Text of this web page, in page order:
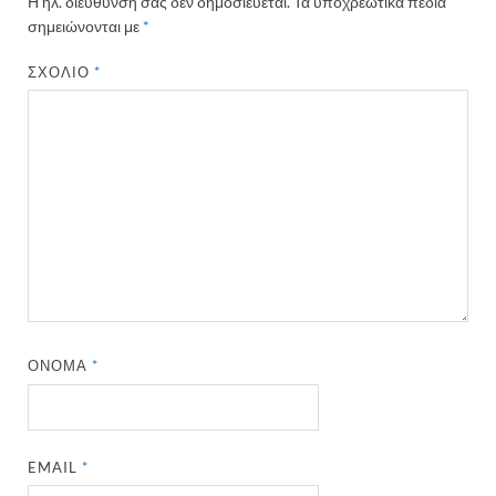
σημειώνονται με *
ΣΧΌΛΙΟ*
ΌΝΟΜΑ*
EMAIL*